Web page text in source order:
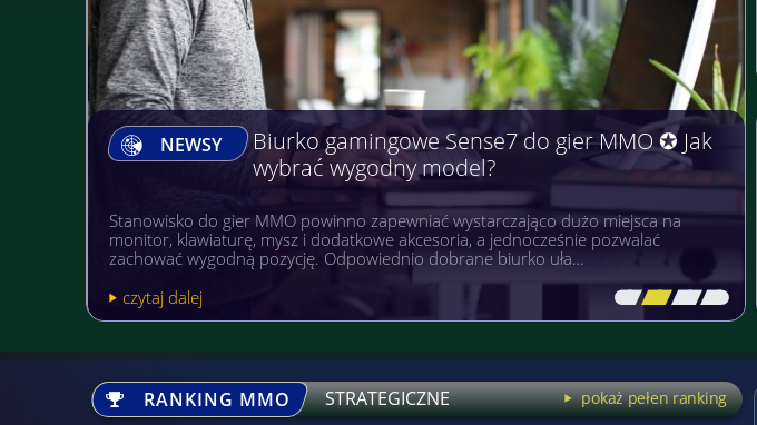
NEWSY
Biurko gamingowe Sense7 do gier MMO ✪ Jak
wybrać wygodny model?
Stanowisko do gier MMO powinno zapewniać wystarczająco dużo miejsca na
monitor, klawiaturę, mysz i dodatkowe akcesoria, a jednocześnie pozwalać
zachować wygodną pozycję. Odpowiednio dobrane biurko uła…
czytaj dalej
[\ \\ \\ \]
RANKING MMO STRATEGICZNE pokaż pełen ranking